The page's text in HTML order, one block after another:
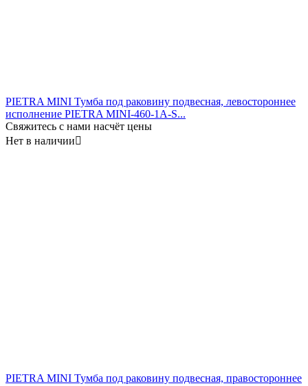
PIETRA MINI Тумба под раковину подвесная, левостороннее
исполнение PIETRA MINI-460-1A-S...
Свяжитесь с нами насчёт цены
Нет в наличии
PIETRA MINI Тумба под раковину подвесная, правостороннее